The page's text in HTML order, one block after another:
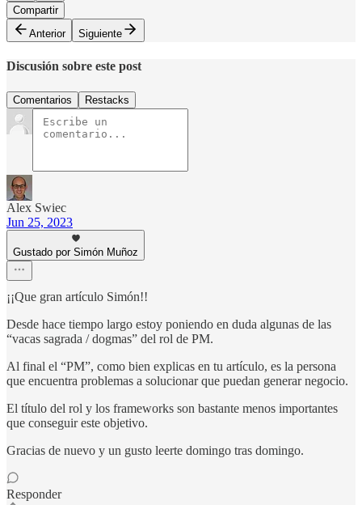
Compartir
Anterior
Siguiente
Discusión sobre este post
Comentarios Restacks
Alex Swiec
Jun 25, 2023
Gustado por Simón Muñoz
¡¡Que gran artículo Simón!!
Desde hace tiempo largo estoy poniendo en duda algunas de las
“vacas sagrada / dogmas” del rol de PM.
Al final el “PM”, como bien explicas en tu artículo, es la persona
que encuentra problemas a solucionar que puedan generar negocio.
El título del rol y los frameworks son bastante menos importantes
que conseguir este objetivo.
Gracias de nuevo y un gusto leerte domingo tras domingo.
Responder